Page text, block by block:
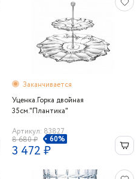
Заканчивается
Уценка.Горка двойная
35см."Плантика"
Артикул: 83827
8 680 ₽
60%
3 472 ₽